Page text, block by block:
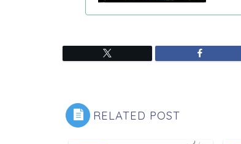
RELATED POST